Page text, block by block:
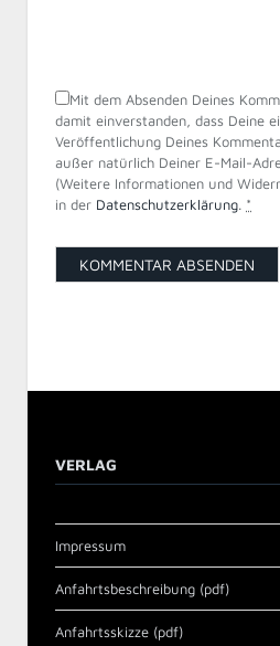
Mit dem Absenden Deines
damit einverstanden, dass Deine
Veröffentlichung Deines
außer natürlich Deiner E-Mail-
(Weitere Informationen und
in der Datenschutzerklärung. *
VERLAG
Impressum
Anfahrtsbeschreibung (pdf)
Anfahrtsskizze (pdf)